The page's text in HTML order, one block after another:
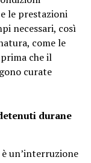
le prestazioni
necessari, così
come le
che il
curate
durane
un’interruzione